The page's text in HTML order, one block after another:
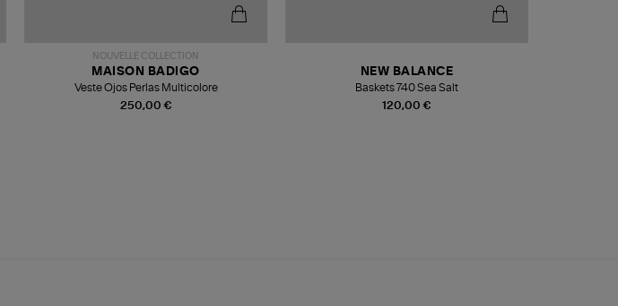
NOUVELLE COLLECTION
250,00 €
MAISON BADIGO
Veste Ojos Perlas Multicolore
120,00 €
NEW BALANCE
Baskets 740 Sea Salt